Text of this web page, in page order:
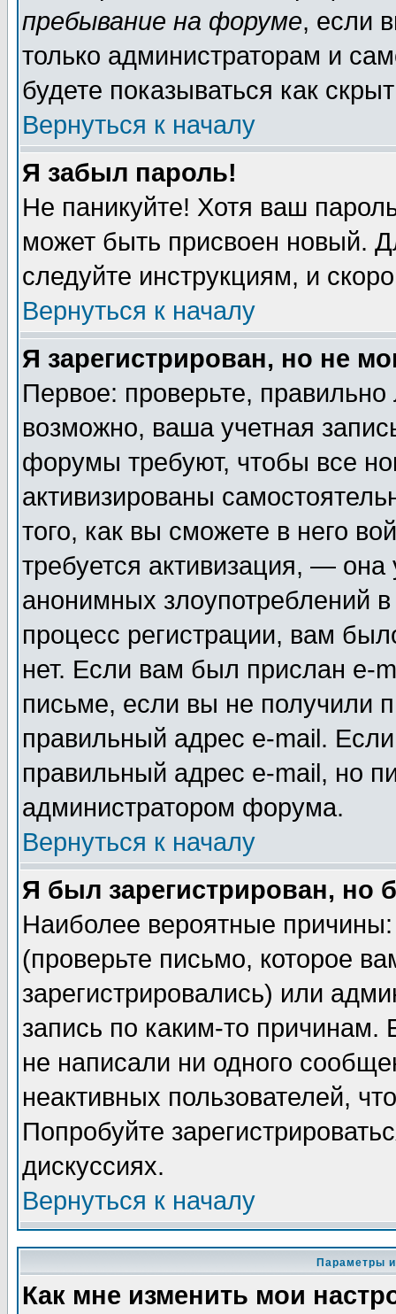
пребывание на форуме, если
только администраторам и
будете показываться как
Вернуться к началу
Я забыл пароль!
Не паникуйте! Хотя ваш
может быть присвоен новый.
следуйте инструкциям, и
Вернуться к началу
Я зарегистрирован, но не
Первое: проверьте,
возможно, ваша учетная
форумы требуют, чтобы все
активизированы
того, как вы сможете в него
требуется активизация, —
анонимных злоупотреблений
процесс регистрации, вам
нет. Если вам был прислан e-
письме, если вы не получили
правильный адрес e-mail.
правильный адрес e-mail, но
администратором форума.
Вернуться к началу
Я был зарегистрирован, но
Наиболее вероятные
(проверьте письмо, которое
зарегистрировались) или
запись по каким-то
не написали ни одного
неактивных пользователей,
Попробуйте
дискуссиях.
Вернуться к началу
Параметры
Как мне изменить мои